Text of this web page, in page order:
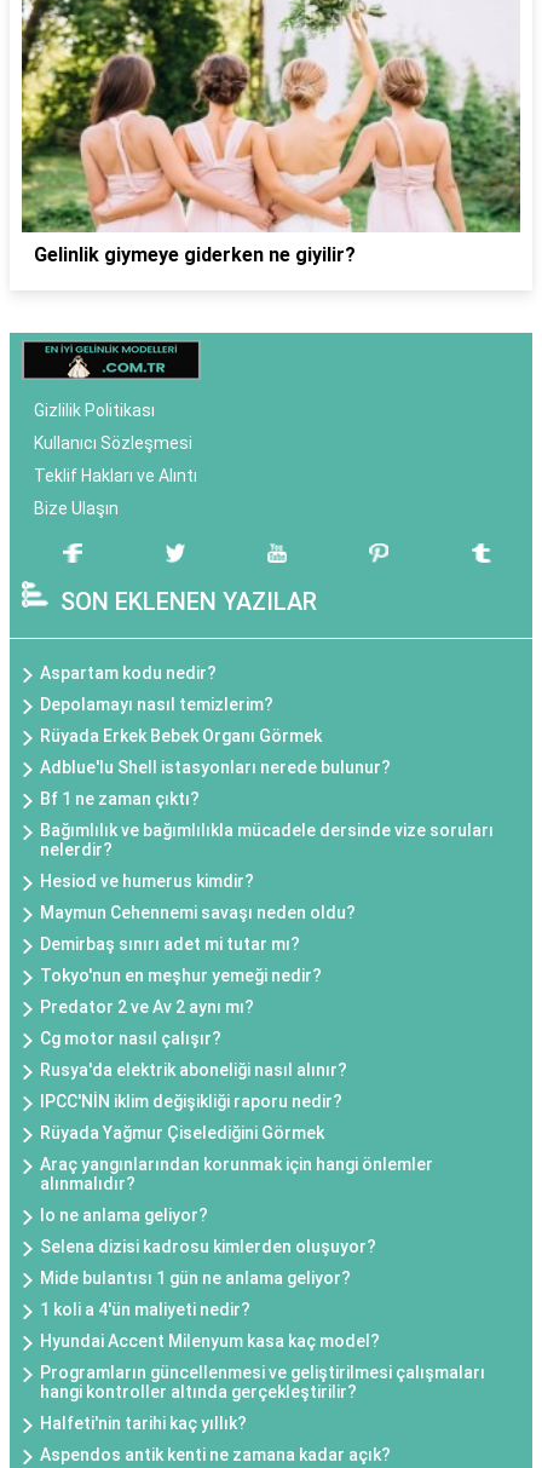
Gelinlik giymeye giderken ne giyilir?
Gizlilik Politikası
Kullanıcı Sözleşmesi
Teklif Hakları ve Alıntı
Bize Ulaşın
SON EKLENEN YAZILAR
Aspartam kodu nedir?
Depolamayı nasıl temizlerim?
Rüyada Erkek Bebek Organı Görmek
Adblue'lu Shell istasyonları nerede bulunur?
Bf 1 ne zaman çıktı?
Bağımlılık ve bağımlılıkla mücadele dersinde vize soruları
nelerdir?
Hesiod ve humerus kimdir?
Maymun Cehennemi savaşı neden oldu?
Demirbaş sınırı adet mi tutar mı?
Tokyo'nun en meşhur yemeği nedir?
Predator 2 ve Av 2 aynı mı?
Cg motor nasıl çalışır?
Rusya'da elektrik aboneliği nasıl alınır?
IPCC'NİN iklim değişikliği raporu nedir?
Rüyada Yağmur Çiselediğini Görmek
Araç yangınlarından korunmak için hangi önlemler
alınmalıdır?
Io ne anlama geliyor?
Selena dizisi kadrosu kimlerden oluşuyor?
Mide bulantısı 1 gün ne anlama geliyor?
1 koli a 4'ün maliyeti nedir?
Hyundai Accent Milenyum kasa kaç model?
Programların güncellenmesi ve geliştirilmesi çalışmaları
hangi kontroller altında gerçekleştirilir?
Halfeti'nin tarihi kaç yıllık?
Aspendos antik kenti ne zamana kadar açık?